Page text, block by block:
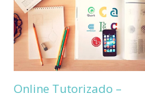
Online Tutorizado –